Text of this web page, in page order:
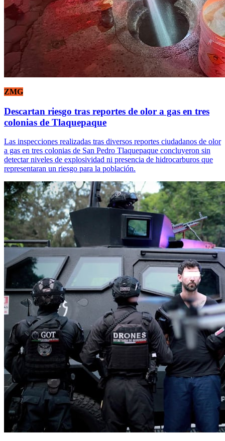
ZMG
Descartan riesgo tras reportes de olor a gas en tres
colonias de Tlaquepaque
Las inspecciones realizadas tras diversos reportes ciudadanos de olor
a gas en tres colonias de San Pedro Tlaquepaque concluyeron sin
detectar niveles de explosividad ni presencia de hidrocarburos que
representaran un riesgo para la población.